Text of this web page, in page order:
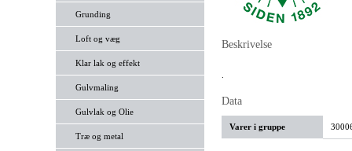
Grunding
Loft og væg
Klar lak og effekt
Gulvmaling
Gulvlak og Olie
Træ og metal
Beskrivelse
Data
Varer i gruppe